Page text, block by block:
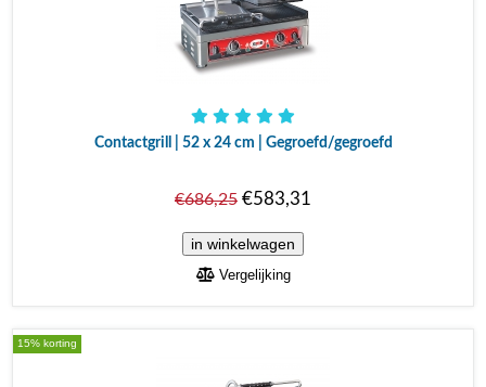
Contactgrill | 52 x 24 cm | Gegroefd/gegroefd
€686,25 €583,31
Vergelijking
15% korting